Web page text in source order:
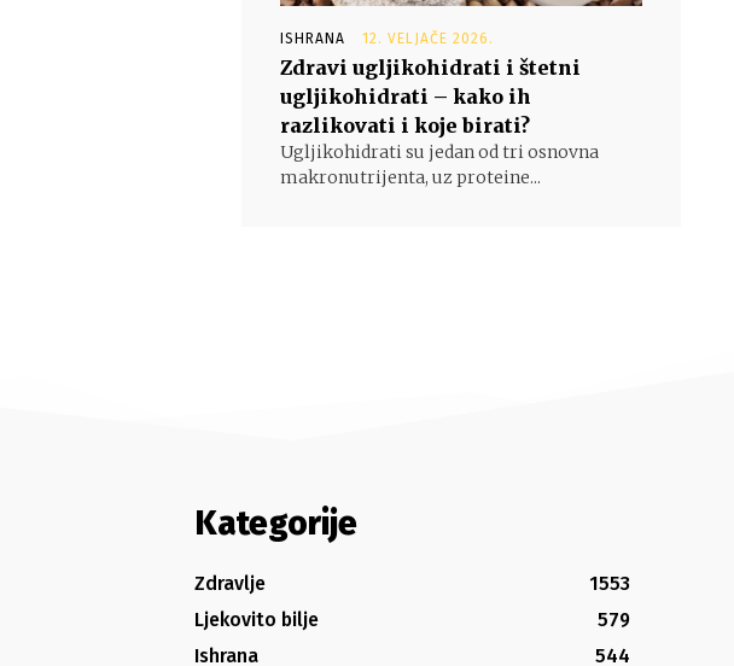
ISHRANA 12. VELJAČE 2026.
Zdravi ugljikohidrati i štetni
ugljikohidrati – kako ih
razlikovati i koje birati?
Ugljikohidrati su jedan od tri osnovna
makronutrijenta, uz proteine...
Kategorije
Zdravlje
1553
Ljekovito bilje
579
Ishrana
544